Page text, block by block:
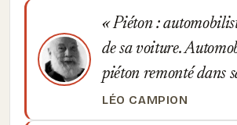
Piéton :
de sa voiture.
piéton remonté dans
LÉO CAMPION